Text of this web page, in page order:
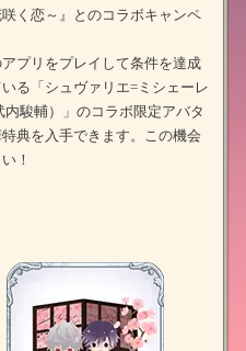
く恋～』とのコラボキャンペ
プリをプレイして条件を達成
る「シュヴァリエ=ミシェーレ
内駿輔）」のコラボ限定アバタ
典を入手できます。この機会
！